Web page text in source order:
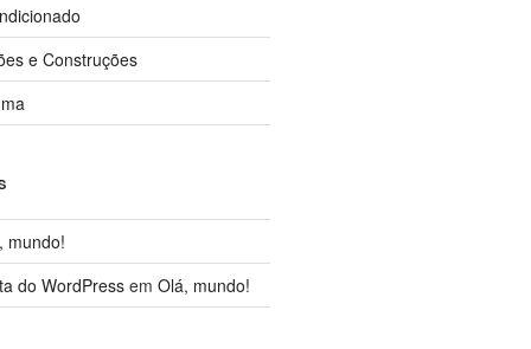
e Construções
mundo!
do WordPressem Olá, mundo!